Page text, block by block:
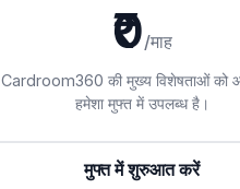
₹0/माह
Cardroom360 की मुख्य विशेषताओं को
हमेशा मुफ्त में उपलब्ध है।
मुफ्त में शुरुआत करें